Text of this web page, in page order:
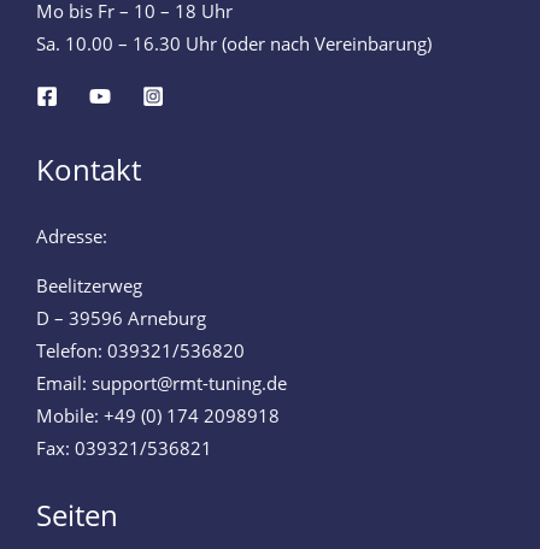
Mo bis Fr – 10 – 18 Uhr
Sa. 10.00 – 16.30 Uhr (oder nach Vereinbarung)
Kontakt
Adresse:
Beelitzerweg
D – 39596 Arneburg
Telefon: 039321/536820
Email: support@rmt-tuning.de
Mobile: +49 (0) 174 2098918
Fax: 039321/536821
Seiten